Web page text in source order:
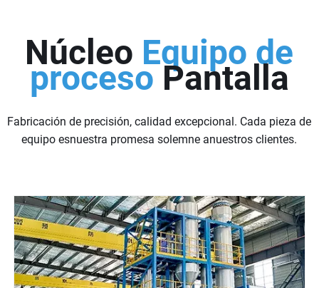
Núcleo Equipo de
procesoPantalla
Fabricación de precisión, calidad excepcional. Cada pieza de
equipo esnuestra promesa solemne anuestros clientes.